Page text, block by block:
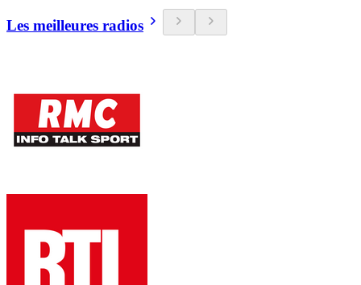
Les meilleures radios